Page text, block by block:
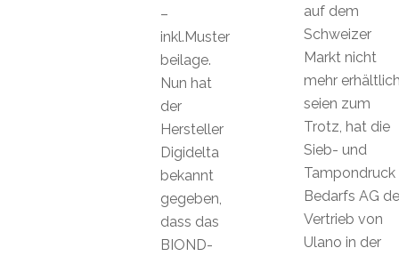
auf dem
Schweizer
Markt nicht
mehr
seien zum
Trotz, hat die
Sieb- und
Tampondruck
Bedarfs AG
Vertrieb von
Ulano in der
–
inkl.Muster
beilage.
Nun hat
der
Hersteller
Digidelta
bekannt
gegeben,
dass das
BIOND-